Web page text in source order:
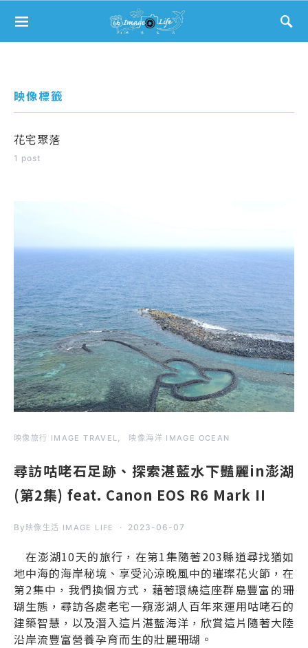
Search for:
映像標籤
花宅聚落
1 post
映像旅行 IMAGE TRAVEL 映像海洋 IMAGE OCEAN
尋訪咕咾石足跡、探索湛藍水下豔麗in澎湖
(第2集) feat. Canon EOS R6 Mark II
By 映像生活 IMAGE LIFE 2023-06-07
在澎湖10天的旅行，在第1集隨著203縣道尋找猶如
地中海的海岸秘境、享受沁涼晚風中的璀璨花火節，在
第2集中，我們換個方式，藉著環繞這座群島豐富的珊
瑚生態，尋訪各處老宅一窺澎湖人百年來運用咕咾石的
建築智慧，以及潛入這片湛藍海洋，欣賞這片隨著大陸
沿岸流豐富營養孕育而生的壯麗珊瑚。